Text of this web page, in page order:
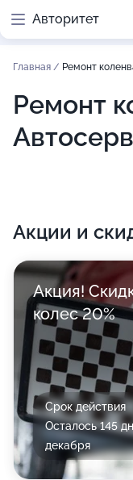
Авторитет
Главная / Ремонт
Ремонт
Акции и
Акция!
колес 20%
Срок действия
Осталось 145
декабря